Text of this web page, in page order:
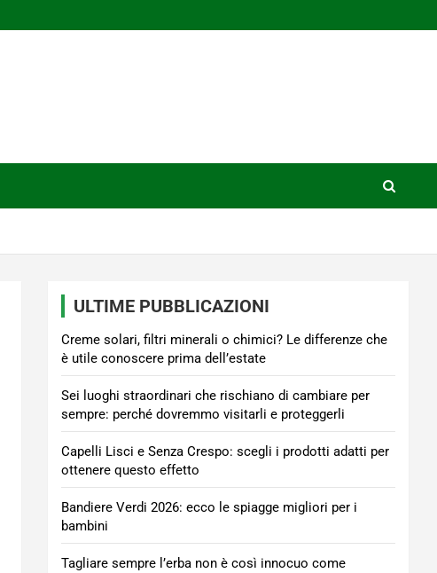
ULTIME PUBBLICAZIONI
Creme solari, filtri minerali o chimici? Le differenze che
è utile conoscere prima dell’estate
Sei luoghi straordinari che rischiano di cambiare per
sempre: perché dovremmo visitarli e proteggerli
Capelli Lisci e Senza Crespo: scegli i prodotti adatti per
ottenere questo effetto
Bandiere Verdi 2026: ecco le spiagge migliori per i
bambini
Tagliare sempre l’erba non è così innocuo come